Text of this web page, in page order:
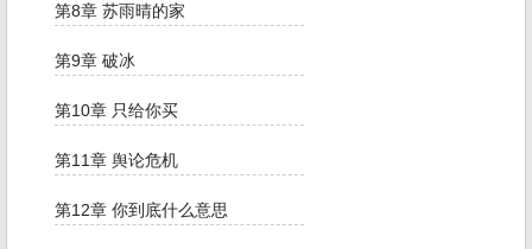
第8章 苏雨晴的家
第9章 破冰
第10章 只给你买
第11章 舆论危机
第12章 你到底什么意思